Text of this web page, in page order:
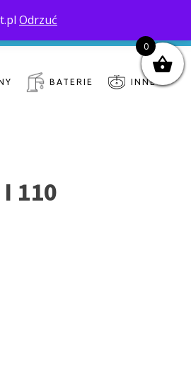
Odrzuć
Zamówienie
BATERIE INNE
110
0